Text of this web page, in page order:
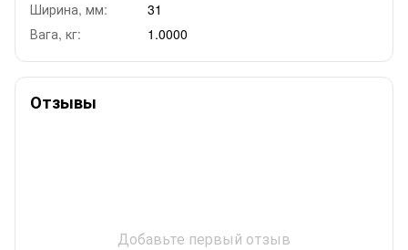
Ширина, мм:
31
Вага, кг:
1.0000
Отзывы
Добавьте первый отзыв